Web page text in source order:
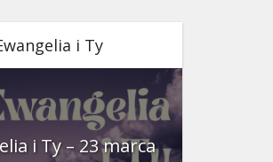
i Ty
i Ty – 23 marca